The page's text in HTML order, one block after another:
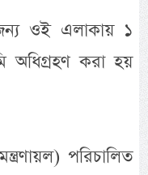
জন্য ওই এলাকায় ১
অধিগ্রহণ করা হয়
পরিচালিত